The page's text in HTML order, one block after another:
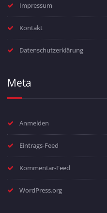
Impressum
Kontakt
Datenschutzerklärung
Meta
Anmelden
Eintrags-Feed
Kommentar-Feed
WordPress.org